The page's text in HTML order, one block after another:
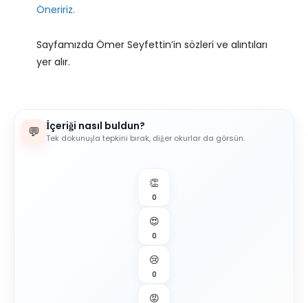
Öneririz.
Sayfamızda Ömer Seyfettin’in sözleri ve alıntıları
yer alır.
💬 İçeriği nasıl buldun?
Tek dokunuşla tepkini bırak, diğer okurlar da görsün.
👏
0
😍
0
😢
0
😡